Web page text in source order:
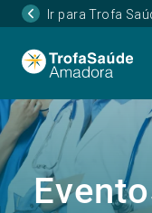
Ir para Trofa